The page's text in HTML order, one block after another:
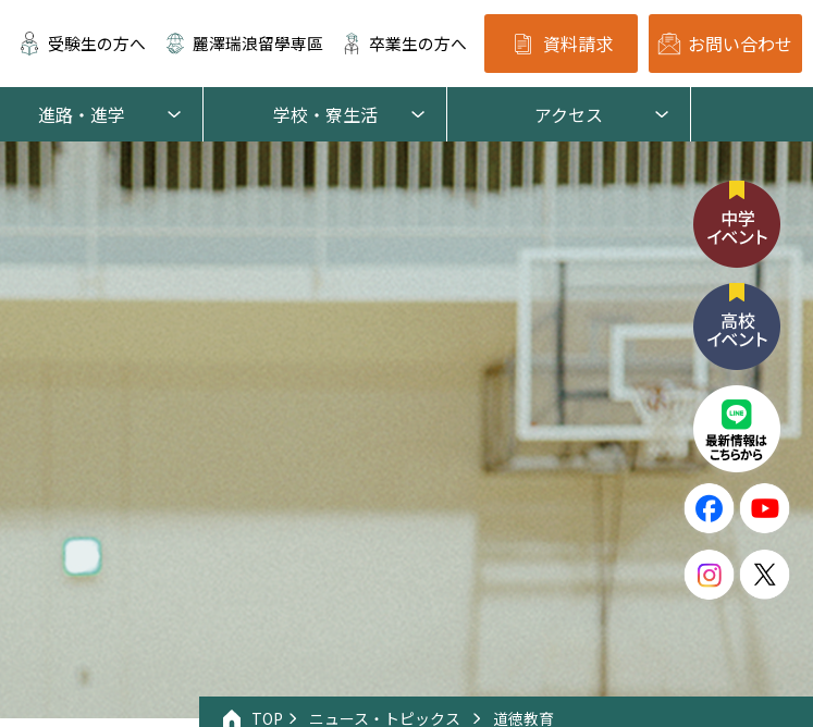
受験生の方へ 麗澤瑞浪留學専區 卒業生の方へ 資料請求 お問い合わせ
進路・進学 学校・寮生活 アクセス
TOP ニュース・トピックス 道徳教育